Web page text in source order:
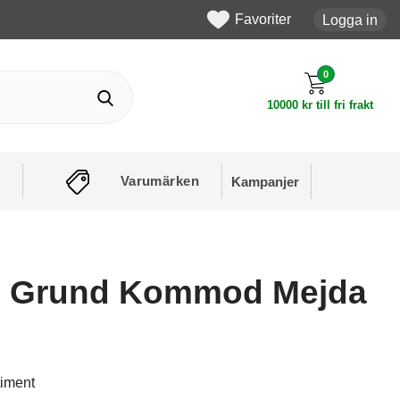
Favoriter Logga in
0
10000 kr till fri frakt
Varumärken Kampanjer
Kommod Mejda